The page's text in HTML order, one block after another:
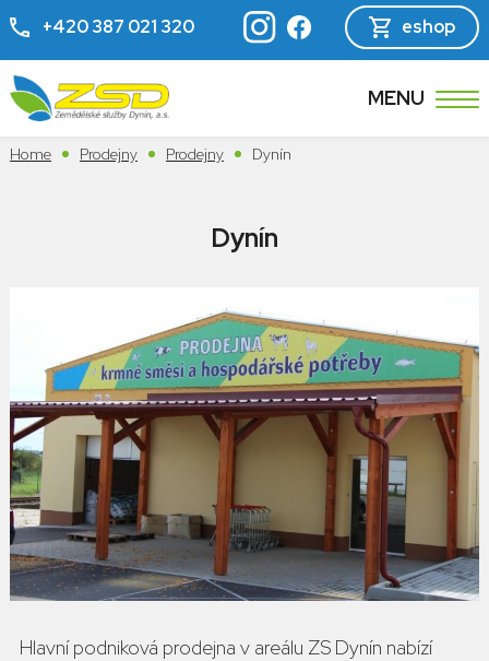
+420 387 021 320 eshop
MENU
Home Prodejny Prodejny Dynín
Dynín
Hlavní podniková prodejna v areálu ZS Dynín nabízí